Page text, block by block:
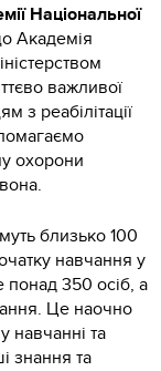
Національної
Академія
важливої
з реабілітації
охорони
близько 100
навчання у
понад 350 осіб, а
Це наочно
навчанні та
знання та